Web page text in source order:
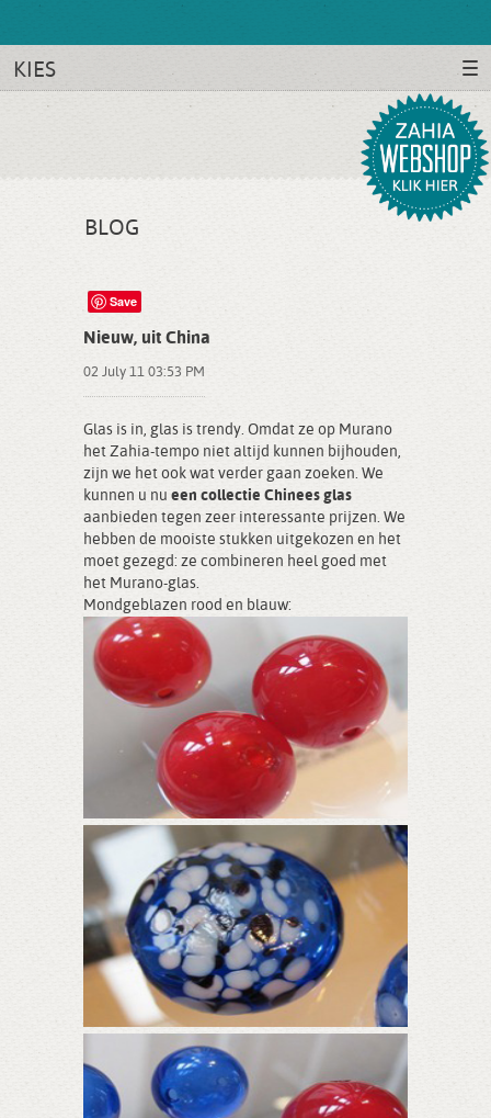
KIES
BLOG
Save
Nieuw, uit China
02 July 11 03:53 PM
Glas is in, glas is trendy. Omdat ze op Murano
het Zahia-tempo niet altijd kunnen bijhouden,
zijn we het ook wat verder gaan zoeken. We
kunnen u nu een collectie Chinees glas
aanbieden tegen zeer interessante prijzen. We
hebben de mooiste stukken uitgekozen en het
moet gezegd: ze combineren heel goed met
het Murano-glas.
Mondgeblazen rood en blauw: